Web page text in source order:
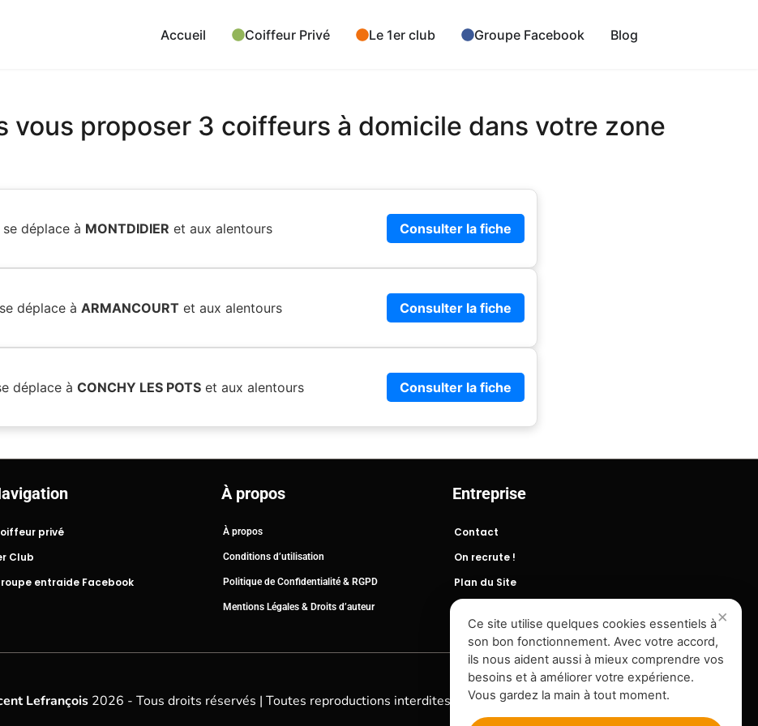
Accueil Coiffeur Privé Le 1er club Groupe Facebook Blog
vous proposer 3 coiffeurs à domicile dans votre zone
se déplace à MONTDIDIER et aux alentours Consulter la fiche
se déplace à ARMANCOURT et aux alentours Consulter la fiche
déplace à CONCHY LES POTS et aux alentours Consulter la fiche
privé
Club
entraide Facebook
À propos
À propos
Conditions d’utilisation
Politique de Confidentialité & RGPD
Mentions Légales & Droits d’auteur
Entreprise
Contact
On recrute !
Plan du Site
Lefrançois2026 - Tous droits réservés | Toutes reproductions interdites
Ce site utilise quelques cookies essentiels à
son bon fonctionnement. Avec votre accord,
ils nous aident aussi à mieux comprendre vos
besoins et à améliorer votre expérience.
Vous gardez la main à tout moment.